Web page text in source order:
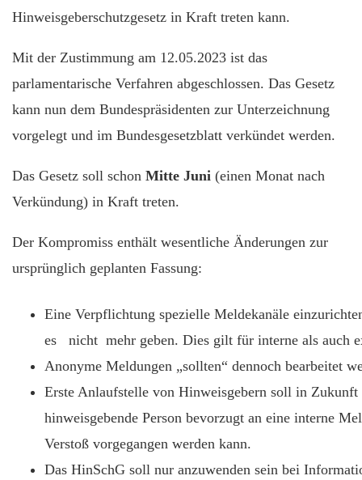
Hinweisgeberschutzgesetz in Kraft treten kann.
Mit der Zustimmung am 12.05.2023 ist das
parlamentarische Verfahren abgeschlossen. Das Gesetz
kann nun dem Bundespräsidenten zur Unterzeichnung
vorgelegt und im Bundesgesetzblatt verkündet werden.
Das Gesetz soll schon Mitte Juni (einen Monat nach
Verkündung) in Kraft treten.
Der Kompromiss enthält wesentliche Änderungen zur
ursprünglich geplanten Fassung:
Eine Verpflichtung spezielle Meldekanäle
es nicht mehr geben. Dies gilt für interne als auch
Anonyme Meldungen „sollten“ dennoch bearbeitet
Erste Anlaufstelle von Hinweisgebern soll in
hinweisgebende Person bevorzugt an eine interne
Verstoß vorgegangen werden kann.
Das HinSchG soll nur anzuwenden sein bei